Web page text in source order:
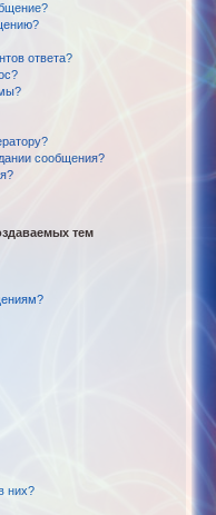
ответа?
сообщения?
тем
них?